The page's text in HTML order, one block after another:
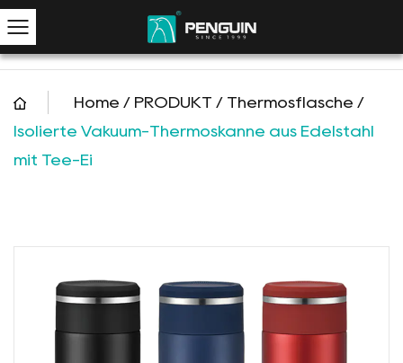
Home / PRODUKT / Thermosflasche /
Isolierte Vakuum-Thermoskanne aus Edelstahl
mit Tee-Ei